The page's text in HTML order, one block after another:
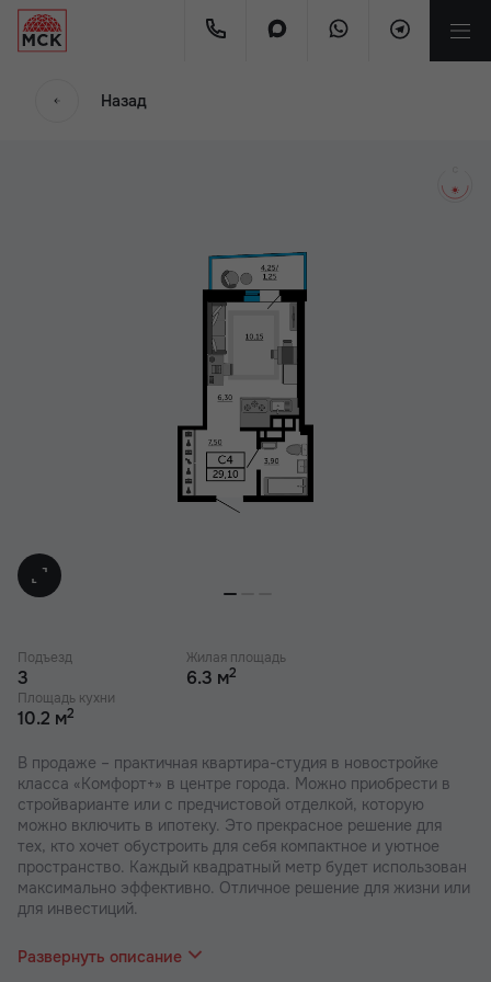
Назад
Подъезд
3
Жилая площадь
6.3 м2
Площадь кухни
10.2 м2
В продаже – практичная квартира-студия в новостройке
класса «Комфорт+» в центре города. Можно приобрести в
стройварианте или с предчистовой отделкой, которую
можно включить в ипотеку. Это прекрасное решение для
тех, кто хочет обустроить для себя компактное и уютное
пространство. Каждый квадратный метр будет использован
максимально эффективно. Отличное решение для жизни или
для инвестиций.
отделе продаж Вас проконсультируют по актуальным
предложениям.
Развернуть описание